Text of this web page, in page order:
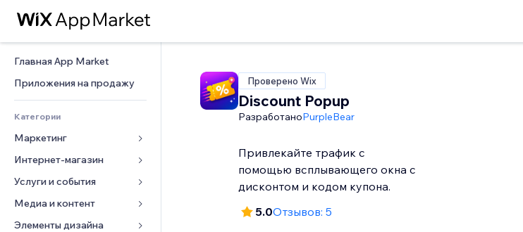
Главная App Market
Приложения на продажу
Категории
Маркетинг
Реклама
Моб. версия
Веб-аналитика
Интернет-магазин
Приложения для магазинов
Доставка
Кнопки продаж
Услуги и события
Отели
События
Медиа и контент
Галерея
Элементы дизайна
Проверено Wix
Discount Popup
РазработаноPurpleBear
Привлекайте трафик с
помощью всплывающего окна с
дисконтом и кодом купона.
5.0Отзывов: 5